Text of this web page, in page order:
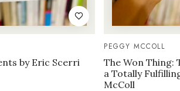
by Eric Scerri
PEGGY MCCOLL
The Won Thing:
a Totally
McColl